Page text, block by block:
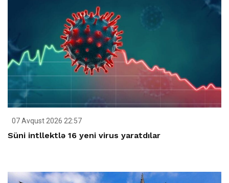
07 Avqust 2026 22:57
Süni intllektlə 16 yeni virus yaratdılar